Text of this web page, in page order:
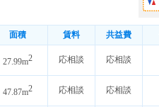
面積 賃料 共益費
27.99m2 応相談 応相談
47.87m2 応相談 応相談